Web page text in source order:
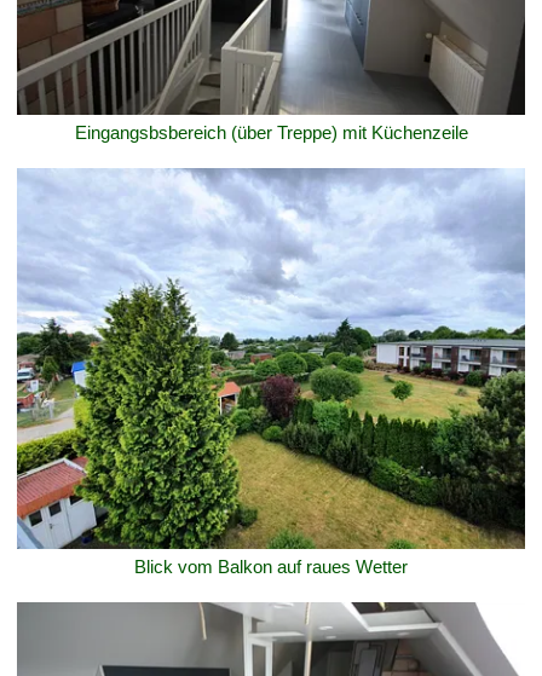
Eingangsbsbereich (über Treppe) mit Küchenzeile
Blick vom Balkon auf raues Wetter